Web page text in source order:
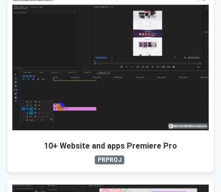
10+ Website and apps Premiere Pro
PRPROJ